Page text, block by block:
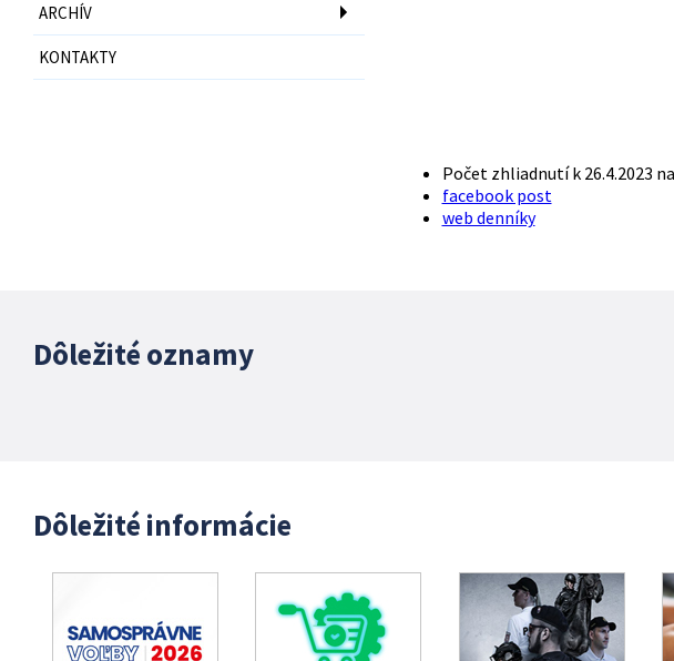
ARCHÍV
KONTAKTY
Počet zhliadnutí k 26.4.2023
facebook post
web denníky
Dôležité oznamy
Dôležité informácie